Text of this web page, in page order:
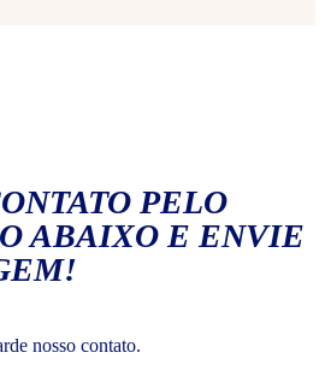
PELO
ABAIXO E ENVIE
nosso contato.